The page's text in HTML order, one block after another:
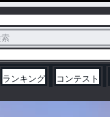
ランキング コンテスト